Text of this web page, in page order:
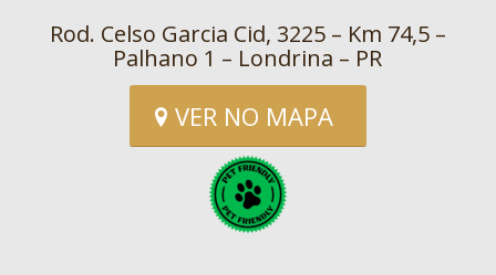
Rod. Celso Garcia Cid, 3225 – Km 74,5 –
Palhano 1 – Londrina – PR
VER NO MAPA